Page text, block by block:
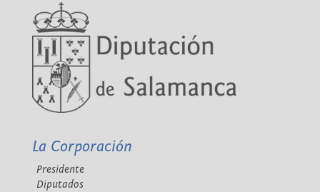
La Corporación
Presidente
Diputados